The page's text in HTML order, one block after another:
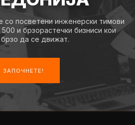
со посветени инженерски тимови
и брзорастечки бизниси кои
да се движат.
ЗАПОЧНЕТЕ!